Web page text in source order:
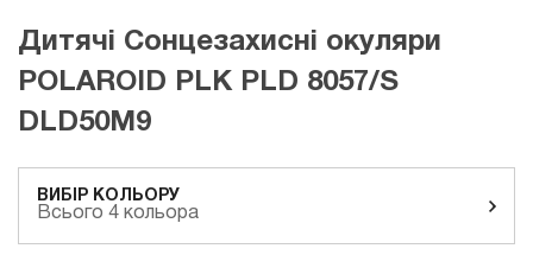
Дитячі Сонцезахисні окуляри
POLAROID PLK PLD 8057/S
DLD50M9
ВИБІР КОЛЬОРУ
Всього 4 кольора